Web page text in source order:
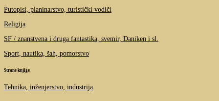
Putopisi, planinarstvo, turistički vodiči
Religija
SF / znanstvena i druga fantastika, svemir, Daniken i sl.
Sport, nautika, šah, pomorstvo
Strane knjige
Tehnika, inženjerstvo, industrija